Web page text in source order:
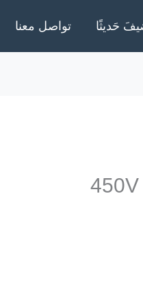
حَديثًا تواصل معنا